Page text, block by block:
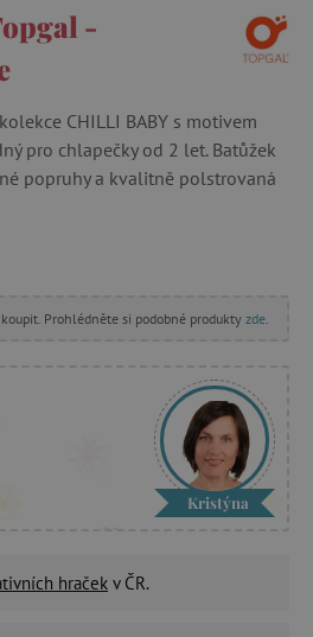
-
CHILLI BABY s motivem
pro chlapečky od 2 let. Batůžek
popruhy a kvalitně polstrovaná
Prohlédněte si podobné produkty zde
Kristýna
hraček v ČR.